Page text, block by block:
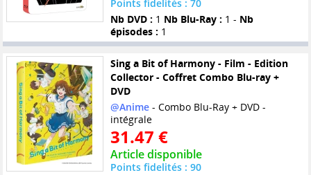
Points fidelités : 70
Nb DVD : 1 Nb Blu-Ray : 1 - Nb
épisodes : 1
Sing a Bit of Harmony - Film - Edition
Collector - Coffret Combo Blu-ray +
DVD
@Anime- Combo Blu-Ray + DVD -
intégrale
31.47 €
Article disponible
Points fidelités : 90